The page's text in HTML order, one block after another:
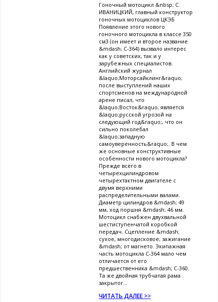
Гоночный мотоцикл &nbsp; С.
ИВАНИЦКИЙ, главный конструктор
гоночных мотоциклов ЦКЭБ
Появление этого нового
гоночного мотоцикла в классе 350
см3 (он имеет и второе название
&mdash; С-364) вызвало интерес
как у советских, так и у
зарубежных специалистов.
Английский журнал
&laquo;Моторсайклинг&raquo;
после выступлений наших
спортсменов на международной
арене писал, что
&laquo;Восток&raquo; является
&laquo;русской угрозой на
следующий год&raquo;, что он
сильно поколебал
&laquo;западную
самоуверенность&raquo;. В чем
же основные конструктивные
особенности нового мотоцикла?
Прежде всего в
четырехцилиндровом
четырехтактном двигателе с
двумя верхними
распределительными валами.
Диаметр цилиндров &mdash; 49
мм, ход поршня &mdash; 46 мм.
Мотоцикл снабжен двухвальной
шестиступенчатой коробкой
передач. Сцепление &mdash;
сухое, многодисковое; зажигание
&mdash; от магнето. Экипажная
часть мотоцикла С-364 мало чем
отличается от его
предшественника &mdash; С-360.
Та же двойная трубчатая рама
закрытог...
ЧИТАТЬ ДАЛЕЕ >>